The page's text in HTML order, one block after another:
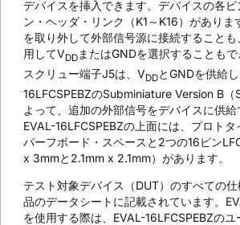
デバイスを挿入できます。デバイスの各
ン・ヘッダ・リンク（K1～K16）がありま
を取り外して外部信号源に接続すること
用してVDD またはGNDを選択することも
スクリュー端子J5は、VDDとGNDを供給
16LFCSPEBZのSubminiature Version B（
よって、追加の外部信号をデバイスに供給
EVAL-16LFCSPEBZの上面には、プロト
パーフボード・スペースと2つの16ピン
x 3mmと2.1mm x 2.1mm）があります。
テスト対象デバイス（DUT）のすべての
品のデータシートに記載されています。
を使用する際は、EVAL-16LFCSPEBZの